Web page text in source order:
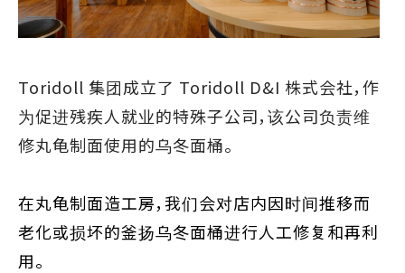
Toridoll 集团成立了 Toridoll D&I 株式会社，作
为促进残疾人就业的特殊子公司，该公司负责维
修丸龟制面使用的乌冬面桶。
在丸龟制面造工房，我们会对店内因时间推移而
老化或损坏的釜扬乌冬面桶进行人工修复和再利
用。